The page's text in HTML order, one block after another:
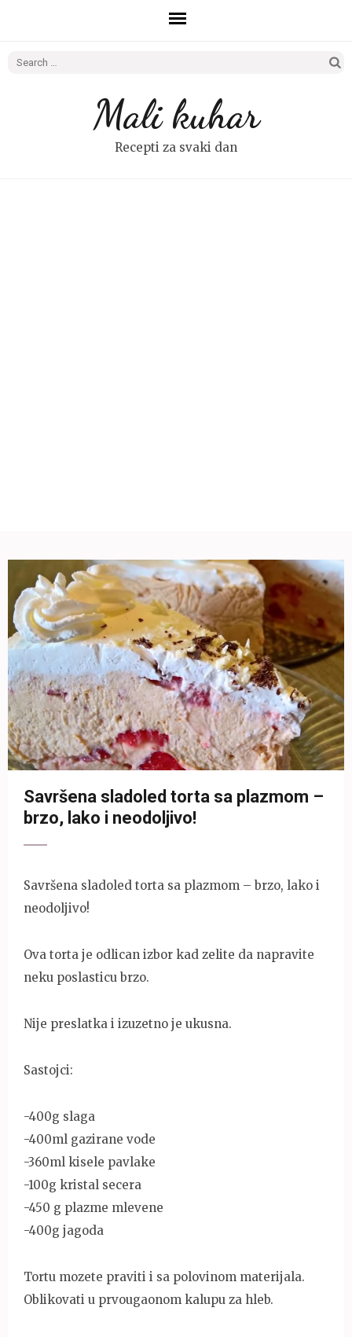
Search
Mali kuhar
Recepti za svaki dan
Savršena sladoled torta sa plazmom –
brzo, lako i neodoljivo!
Savršena sladoled torta sa plazmom – brzo, lako i
neodoljivo!
Ova torta je odlican izbor kad zelite da napravite
neku poslasticu brzo.
Nije preslatka i izuzetno je ukusna.
Sastojci:
-400g slaga
-400ml gazirane vode
-360ml kisele pavlake
-100g kristal secera
-450 g plazme mlevene
-400g jagoda
Tortu mozete praviti i sa polovinom materijala.
Oblikovati u prvougaonom kalupu za hleb.